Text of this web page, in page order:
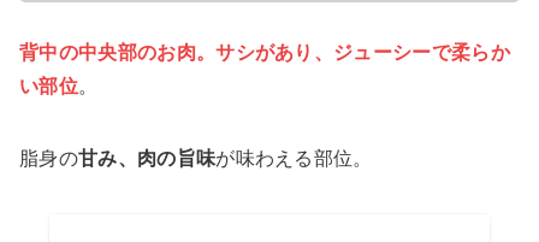
背中の中央部のお肉。サシがあり、ジューシーで柔らか
い部位。
脂身の甘み、肉の旨味が味わえる部位。